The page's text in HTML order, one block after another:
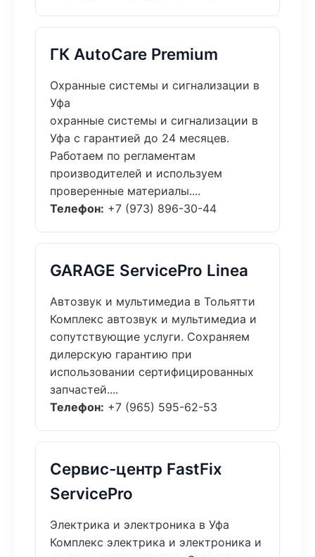
ГК AutoCare Premium
Охранные системы и сигнализации в
Уфа
охранные системы и сигнализации в
Уфа с гарантией до 24 месяцев.
Работаем по регламентам
производителей и используем
проверенные материалы....
Телефон: +7 (973) 896-30-44
GARAGE ServicePro Linea
Автозвук и мультимедиа в Тольятти
Комплекс автозвук и мультимедиа и
сопутствующие услуги. Сохраняем
дилерскую гарантию при
использовании сертифицированных
запчастей....
Телефон: +7 (965) 595-62-53
Сервис-центр FastFix
ServicePro
Электрика и электроника в Уфа
Комплекс электрика и электроника и